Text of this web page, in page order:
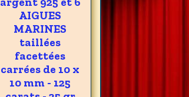
AIGUES
MARINES
taillées
facettées
carrées de 10 x
10 mm - 125